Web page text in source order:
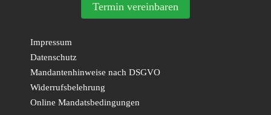
Termin vereinbaren
Impressum
Datenschutz
Mandantenhinweise nach DSGVO
Widerrufsbelehrung
Online Mandatsbedingungen